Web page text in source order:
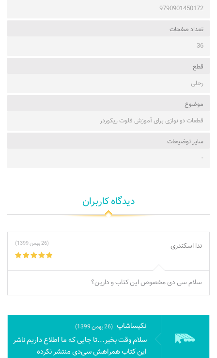
9790901450172
تعداد صفحات
36
قطع
رحلی
موضوع
قطعات دو نوازی برای آموزش فلوت ریکوردر
ساير توضيحات
-
دیدگاه کاربران
ندا اسکندری (26 بهمن 1399)
سلام سی دی مخصوص این کتاب و دارین؟
نکیساشاپ (26 بهمن 1399)
سلام وقت بخیر...تا جایی که ما اطلاع داریم ناشر
این کتاب همراهش سی‌دی منتشر نکرده